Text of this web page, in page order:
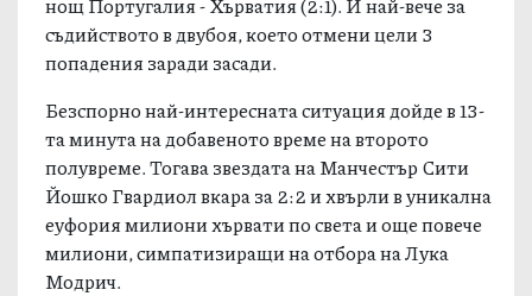
съдийството в двубоя, което отмени цели 3
попадения заради засади.
Безспорно най-интересната ситуация дойде в 13-
та минута на добавеното време на второто
полувреме. Тогава звездата на Манчестър Сити
Йошко Гвардиол вкара за 2:2 и хвърли в уникална
еуфория милиони хървати по света и още повече
милиони, симпатизиращи на отбора на Лука
Модрич.